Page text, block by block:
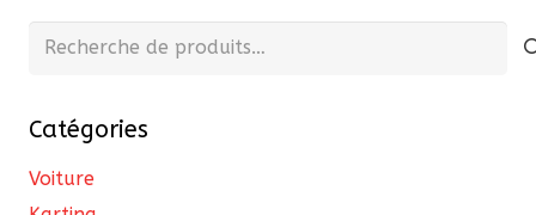
Recherche
Catégories
Voiture